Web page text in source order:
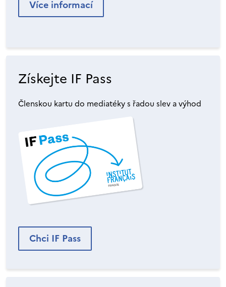
Více informací
Získejte IF Pass
Členskou kartu do mediatéky s řadou slev a výhod
Chci IF Pass